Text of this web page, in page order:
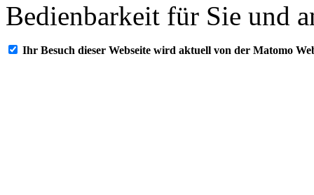
Bedienbarkeit für Sie und
Ihr Besuch dieser Webseite wird aktuell von der Matomo